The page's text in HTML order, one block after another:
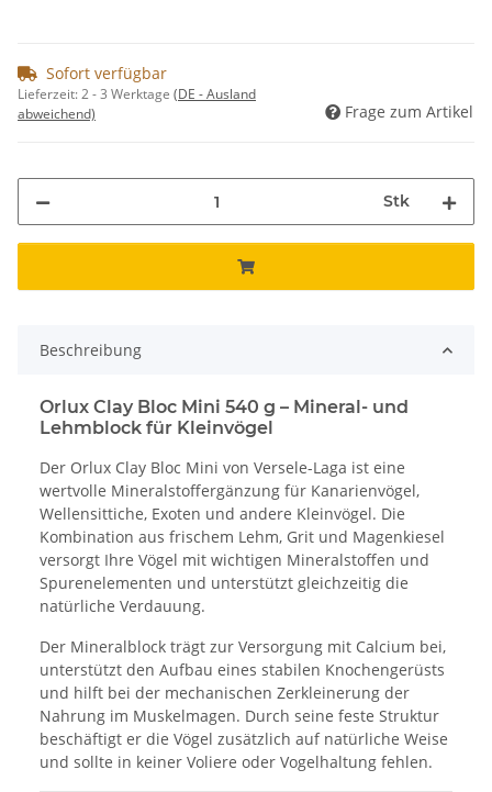
Sofort verfügbar
Lieferzeit:2 - 3 Werktage (DE - Ausland
abweichend)
Frage zum Artikel
Stk
Beschreibung
Orlux Clay Bloc Mini 540 g – Mineral- und
Lehmblock für Kleinvögel
Der Orlux Clay Bloc Mini von Versele-Laga ist eine
wertvolle Mineralstoffergänzung für Kanarienvögel,
Wellensittiche, Exoten und andere Kleinvögel. Die
Kombination aus frischem Lehm, Grit und Magenkiesel
versorgt Ihre Vögel mit wichtigen Mineralstoffen und
Spurenelementen und unterstützt gleichzeitig die
natürliche Verdauung.
Der Mineralblock trägt zur Versorgung mit Calcium bei,
unterstützt den Aufbau eines stabilen Knochengerüsts
und hilft bei der mechanischen Zerkleinerung der
Nahrung im Muskelmagen. Durch seine feste Struktur
beschäftigt er die Vögel zusätzlich auf natürliche Weise
und sollte in keiner Voliere oder Vogelhaltung fehlen.